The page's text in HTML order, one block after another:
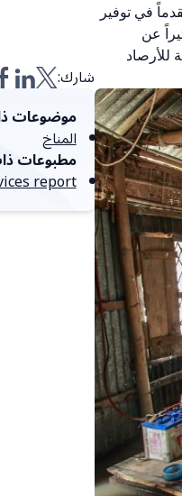
في توفير
عن
للأرصاد
شارك:
موضوعات
المناخ
مطبوعات
report